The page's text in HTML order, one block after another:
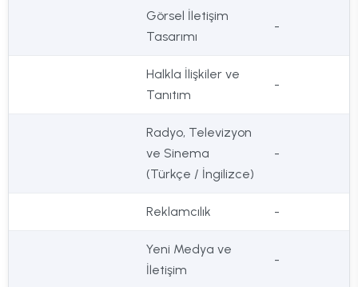
Görsel İletişim
Tasarımı
-
Halkla İlişkiler ve
Tanıtım
-
Radyo, Televizyon
ve Sinema
(Türkçe / İngilizce)
-
Reklamcılık -
Yeni Medya ve
İletişim
-